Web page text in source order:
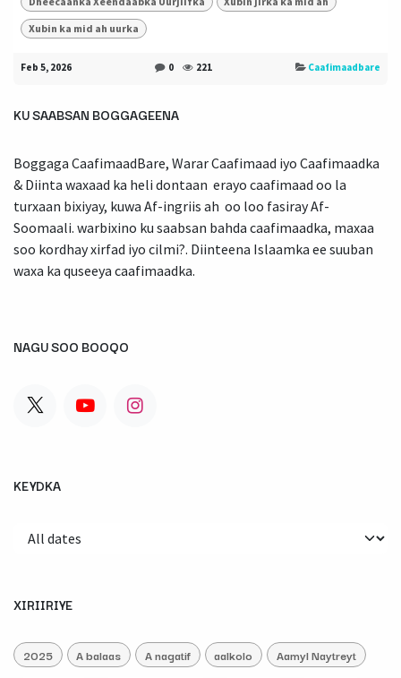
Xubin ka mid ah uurka
Feb 5, 2026 0 221 Caafimaadbare
KU SAABSAN BOGGAGEENA
Boggaga CaafimaadBare, Warar Caafimaad iyo Caafimaadka
& Diinta waxaad ka heli dontaan erayo caafimaad oo la
turxaan bixiyay, kuwa Af-ingriis ah oo loo fasiray Af-
Soomaali. warbixino ku saabsan bahda caafimaadka, maxaa
soo kordhay xirfad iyo cilmi?. Diinteena Islaamka ee suuban
waxa ka quseeya caafimaadka.
NAGU SOO BOOQO
KEYDKA
XIRIIRIYE
2025 A balaas A nagatif aalkolo Aamyl Naytreyt